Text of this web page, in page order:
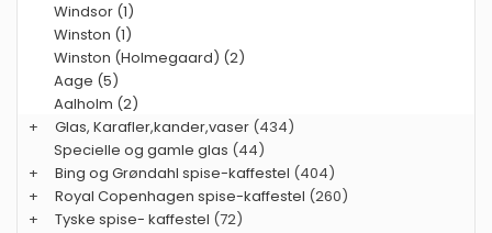
Windsor (1)
Winston (1)
Winston (Holmegaard) (2)
Aage (5)
Aalholm (2)
+
Glas, Karafler,kander,vaser (434)
Specielle og gamle glas (44)
+
Bing og Grøndahl spise-kaffestel (404)
+
Royal Copenhagen spise-kaffestel (260)
+
Tyske spise- kaffestel (72)